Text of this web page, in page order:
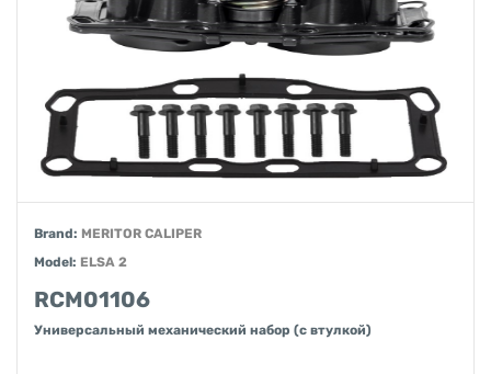
Brand: MERITOR CALIPER
Model: ELSA 2
RCM01106
Универсальный механический набор (с втулкой)